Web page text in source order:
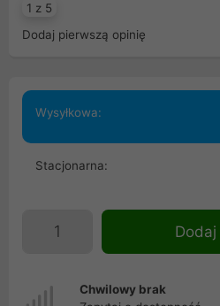
1 z 5
Dodaj pierwszą opinię
Wysyłkowa:
Stacjonarna:
Chwilowy brak